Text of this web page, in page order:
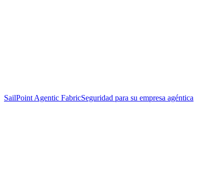
SailPoint Agentic FabricSeguridad para su empresa agéntica